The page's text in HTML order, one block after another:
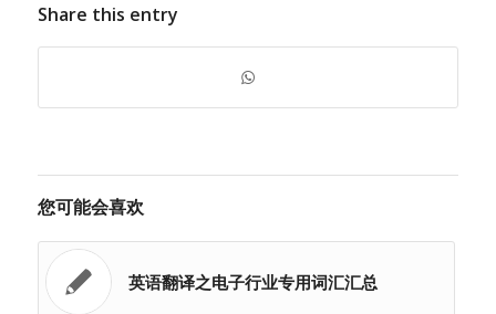
Share this entry
您可能会喜欢
英语翻译之电子行业专用词汇汇总